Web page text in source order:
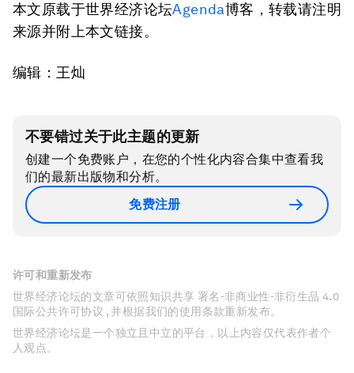
本文原载于世界经济论坛Agenda博客，转载请注明
来源并附上本文链接。
编辑：王灿
不要错过关于此主题的更新
创建一个免费账户，在您的个性化内容合集中查看我
们的最新出版物和分析。
免费注册
许可和重新发布
世界经济论坛的文章可依照知识共享 署名-非商业性-非衍生品 4.0
国际公共许可协议 , 并根据我们的使用条款重新发布。
世界经济论坛是一个独立且中立的平台，以上内容仅代表作者个
人观点。